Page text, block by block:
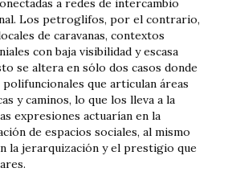
a redes de intercambio
Los petroglifos, por el contrario,
de caravanas, contextos
con baja visibilidad y escasa
se altera en sólo dos casos donde
que articulan áreas
y caminos, lo que los lleva a la
expresiones actuarían en la
de espacios sociales, al mismo
la jerarquización y el prestigio que